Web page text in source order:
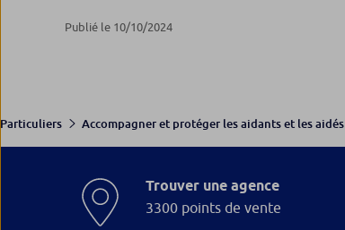
Publié le 10/10/2024
Particuliers Accompagner et protéger les aidants et les aidés
Trouver une agence
3300 points de vente